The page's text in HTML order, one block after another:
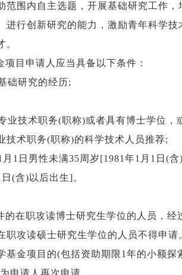
范围内自主选题，开展基础研究工作
进行创新研究的能力，激励青年科学
。
项目申请人应当具备以下条件：
础研究的经历;
业技术职务(职称)或者具有博士学位，
技术职务(职称)的科学技术人员推荐;
月1日男性未满35周岁[1981年1月1日(
(含)以后出生]。
的在职攻读博士研究生学位的人员，经
职攻读硕士研究生学位的人员不得申
基金项目的(包括资助期限1年的小额探
申请人再次申请。